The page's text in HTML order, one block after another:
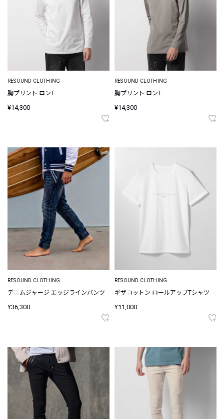
RESOUND CLOTHING
胸プリント ロンT
¥14,300
RESOUND CLOTHING
胸プリント ロンT
¥14,300
RESOUND CLOTHING
デニムジャージ エッジラインパンツ
¥36,300
RESOUND CLOTHING
ギザコットン ロールアップTシャツ
¥11,000